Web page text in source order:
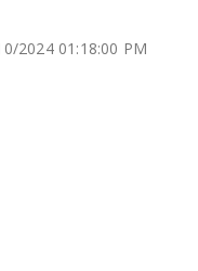
2024 01:18:00 PM